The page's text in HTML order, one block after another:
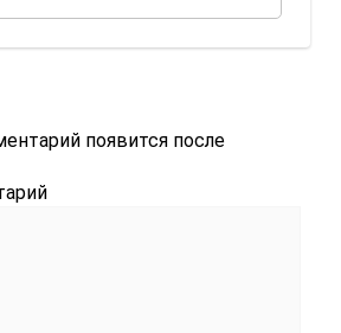
появится после